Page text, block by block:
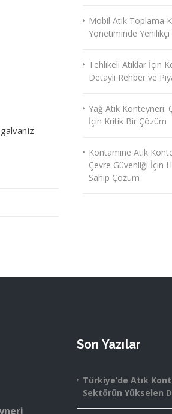
Mobil Atık Toplama
Yönetiminde
Tehlikeli Atıklar İçin
Detaylı Rehber ve
Yağ Atık Konteyneri:
İçin Kritik Bir Çözüm
Kontamine Atık
Çevre Güvenliği İçin
Sahip Çözüm
Son Yazılar
Türkiye’de Atık
Sektörün Yükselen